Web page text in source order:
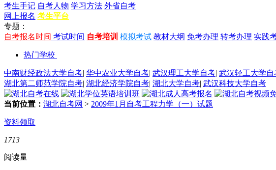
考生手记 自考人物 学习方法 外省自考
网上报名 考生平台
专题：
自考报名时间 考试时间 自考培训 模拟考试 教材大纲 免考办理 转考办理 实践
热门学校
中南财经政法大学自考| 华中农业大学自考| 武汉理工大学自考| 武汉轻工大学自
湖北第二师范学院自考| 湖北经济学院自考| 湖北大学自考| 武汉科技大学自考
当前位置： 湖北自考网 > 2009年1月自考工程力学（一）试题
资料领取
1713
阅读量